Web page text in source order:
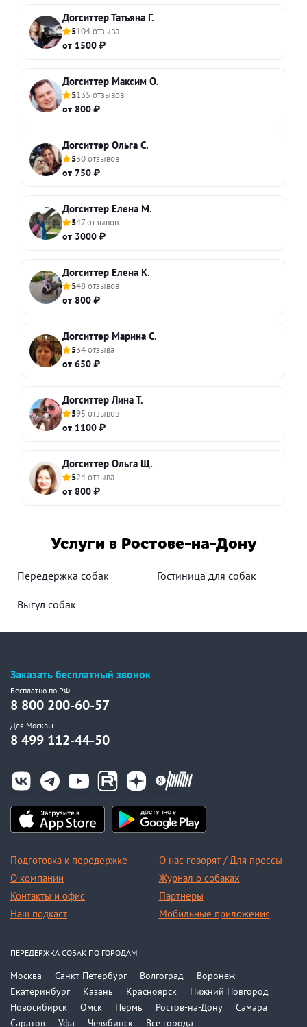
Догситтер Татьяна Г.
5104 отзыва
от 1500 ₽
Догситтер Максим О.
5135 отзывов
от 800 ₽
Догситтер Ольга С.
530 отзывов
от 750 ₽
Догситтер Елена М.
547 отзывов
от 3000 ₽
Догситтер Елена К.
548 отзывов
от 800 ₽
Догситтер Марина С.
534 отзыва
от 650 ₽
Догситтер Лина Т.
595 отзывов
от 1100 ₽
Догситтер Ольга Щ.
524 отзыва
от 800 ₽
Услуги в Ростове-на-Дону
Передержка собак Гостиница для собак
Выгул собак
Заказать бесплатный звонок
Бесплатно по РФ
8 800 200-60-57
Для Москвы
8 499 112-44-50
Подготовка к передержке
О компании
Контакты и офис
Наш подкаст
О нас говорят / Для прессы
Журнал о собаках
Партнеры
Мобильные приложения
ПЕРЕДЕРЖКА СОБАК ПО ГОРОДАМ
Москва Санкт-Петербург Волгоград
Воронеж
Екатеринбург
Казань Красноярск
Нижний Новгород
Новосибирск
Омск Пермь Ростов-на-Дону
Самара
Саратов
Уфа Челябинск Все города